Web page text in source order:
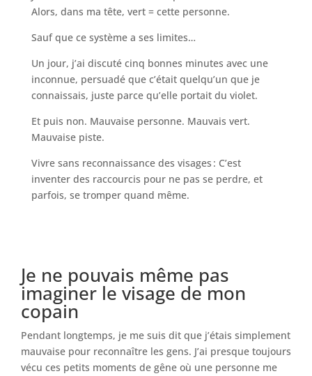
Alors, dans ma tête, vert = cette personne.
Sauf que ce système a ses limites…
Un jour, j’ai discuté cinq bonnes minutes avec une
inconnue, persuadé que c’était quelqu’un que je
connaissais, juste parce qu’elle portait du violet.
Et puis non. Mauvaise personne. Mauvais vert.
Mauvaise piste.
Vivre sans reconnaissance des visages : C’est
inventer des raccourcis pour ne pas se perdre, et
parfois, se tromper quand même.
Je ne pouvais même pas
imaginer le visage de mon
copain
Pendant longtemps, je me suis dit que j’étais simplement
mauvaise pour reconnaître les gens. J’ai presque toujours
vécu ces petits moments de gêne où une personne me